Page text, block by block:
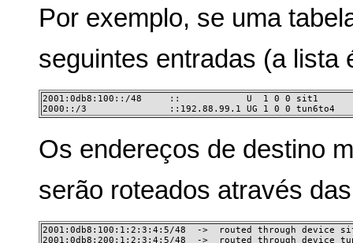
Por exemplo, se uma
seguintes entradas (a lista
2001:0db8:100::/48     ::            U  1 0 0 sit1
2000::/3               ::192.88.99.1 UG 1 0 0 tun6to4
Os endereços de destino
serão roteados através
2001:0db8:100:1:2:3:4:5/48  ->  routed through device
2001:0db8:200:1:2:3:4:5/48  ->  routed through device